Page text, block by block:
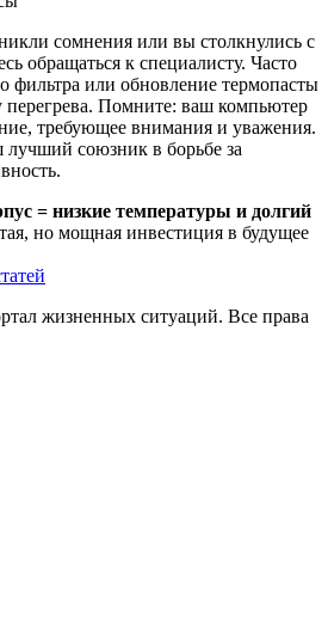
сомнения или вы столкнулись с
обращаться к специалисту. Часто
фильтра или обновление термопасты
Помните: ваш компьютер
требующее внимания и уважения.
союзник в борьбе за
= низкие температуры и долгий
но мощная инвестиция в будущее
жизненных ситуаций. Все права